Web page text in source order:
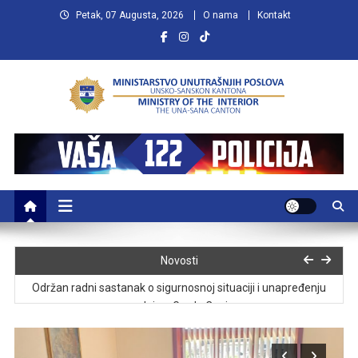
Petak, 07 Augusta, 2026 O nama Kontakt
MUP USK
Novosti
Održan radni sastanak o sigurnosnoj situaciji i unapređenju
saradnje u Gradu Cazinu
Održan sastanak predstavnika MUP-a USK sa delegacijom